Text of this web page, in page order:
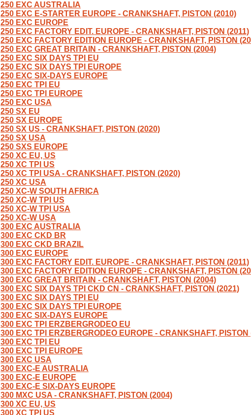
250 EXC AUSTRALIA
250 EXC E-STARTER EUROPE - CRANKSHAFT, PISTON (2010)
250 EXC EUROPE
250 EXC FACTORY EDIT. EUROPE - CRANKSHAFT, PISTON (2011)
250 EXC FACTORY EDITION EUROPE - CRANKSHAFT, PISTON
250 EXC GREAT BRITAIN - CRANKSHAFT, PISTON (2004)
250 EXC SIX DAYS TPI EU
250 EXC SIX DAYS TPI EUROPE
250 EXC SIX-DAYS EUROPE
250 EXC TPI EU
250 EXC TPI EUROPE
250 EXC USA
250 SX EU
250 SX EUROPE
250 SX US - CRANKSHAFT, PISTON (2020)
250 SX USA
250 SXS EUROPE
250 XC EU, US
250 XC TPI US
250 XC TPI USA - CRANKSHAFT, PISTON (2020)
250 XC USA
250 XC-W SOUTH AFRICA
250 XC-W TPI US
250 XC-W TPI USA
250 XC-W USA
300 EXC AUSTRALIA
300 EXC CKD BR
300 EXC CKD BRAZIL
300 EXC EUROPE
300 EXC FACTORY EDIT. EUROPE - CRANKSHAFT, PISTON (2011)
300 EXC FACTORY EDITION EUROPE - CRANKSHAFT, PISTON
300 EXC GREAT BRITAIN - CRANKSHAFT, PISTON (2004)
300 EXC SIX DAYS TPI CKD CN - CRANKSHAFT, PISTON (2021)
300 EXC SIX DAYS TPI EU
300 EXC SIX DAYS TPI EUROPE
300 EXC SIX-DAYS EUROPE
300 EXC TPI ERZBERGRODEO EU
300 EXC TPI ERZBERGRODEO EUROPE - CRANKSHAFT, PISTON
300 EXC TPI EU
300 EXC TPI EUROPE
300 EXC USA
300 EXC-E AUSTRALIA
300 EXC-E EUROPE
300 EXC-E SIX-DAYS EUROPE
300 MXC USA - CRANKSHAFT, PISTON (2004)
300 XC EU, US
300 XC TPI US